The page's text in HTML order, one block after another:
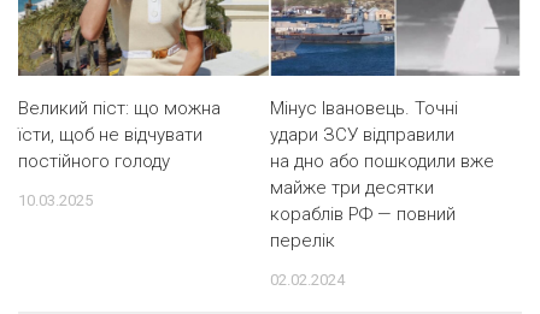
Великий піст: що можна
їсти, щоб не відчувати
постійного голоду
10.03.2025
Мінус Івановець. Точні
удари ЗСУ відправили
на дно або пошкодили вже
майже три десятки
кораблів РФ — повний
перелік
02.02.2024